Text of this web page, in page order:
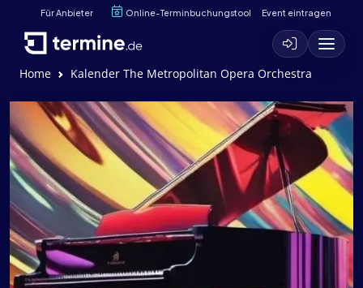
Für Anbieter Online-Terminbuchungstool Event eintragen
Home Kalender The Metropolitan Opera Orchestra